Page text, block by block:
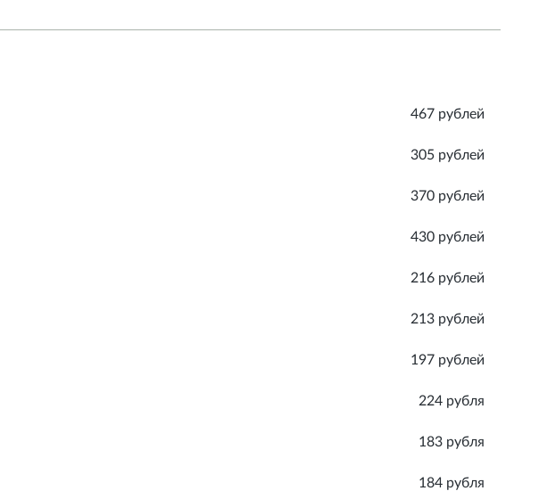
467 рублей
305 рублей
370 рублей
430 рублей
216 рублей
213 рублей
197 рублей
224 рубля
183 рубля
184 рубля